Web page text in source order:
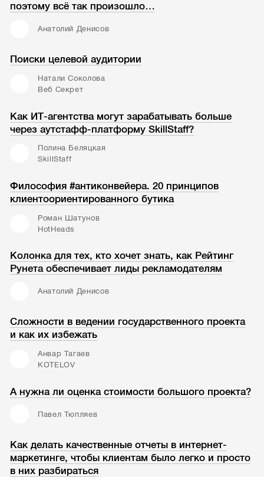
поэтому всё так произошло…
Анатолий Денисов
Поиски целевой аудитории
Натали Соколова
Веб Секрет
Как ИТ-агентства могут зарабатывать больше
через аутстафф-платформу SkillStaff?
Полина Беляцкая
SkillStaff
Философия #антиконвейера. 20 принципов
клиентоориентированного бутика
Роман Шатунов
HotHeads
Колонка для тех, кто хочет знать, как Рейтинг
Рунета обеспечивает лиды рекламодателям
Анатолий Денисов
Сложности в ведении государственного проекта
и как их избежать
Анвар Тагаев
KOTELOV
А нужна ли оценка стоимости большого проекта?
Павел Тюпляев
Как делать качественные отчеты в интернет-
маркетинге, чтобы клиентам было легко и просто
в них разбираться